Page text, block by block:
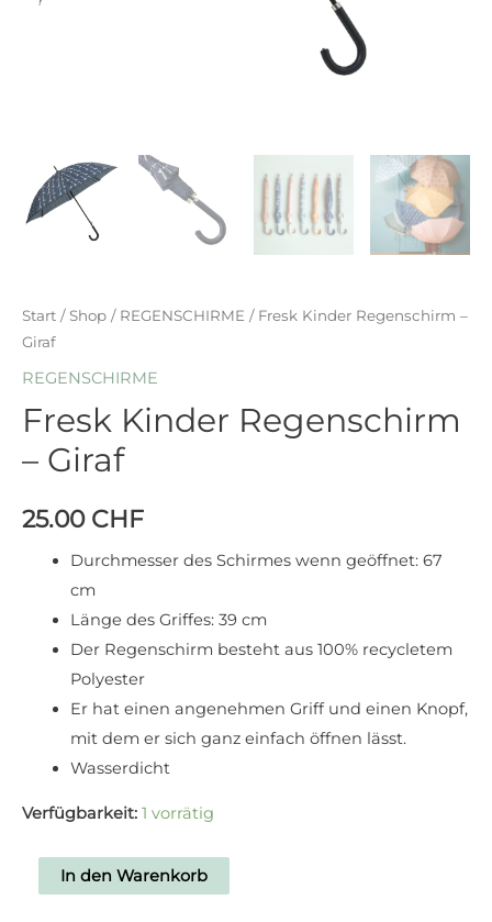
Start /Shop / REGENSCHIRME / Fresk Kinder Regenschirm –
Giraf
REGENSCHIRME
Fresk Kinder Regenschirm
– Giraf
25.00 CHF
Durchmesser des Schirmes wenn geöffnet: 67
cm
Länge des Griffes: 39 cm
Der Regenschirm besteht aus 100% recycletem
Polyester
Er hat einen angenehmen Griff und einen Knopf,
mit dem er sich ganz einfach öffnen lässt.
Wasserdicht
Verfügbarkeit: 1 vorrätig
In den Warenkorb